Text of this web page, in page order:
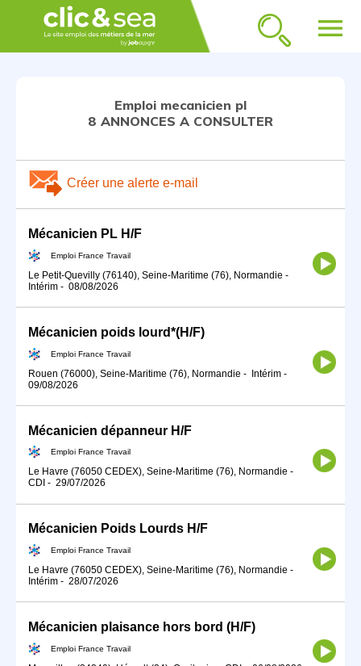
menu
Emploi mecanicien pl
8 ANNONCES A CONSULTER
Créer une alerte e-mail
Mécanicien PL H/F
Emploi France Travail
Le Petit-Quevilly (76140), Seine-Maritime (76), Normandie -
Intérim - 08/08/2026
Mécanicien poids lourd*(H/F)
Emploi France Travail
Rouen (76000), Seine-Maritime (76), Normandie - Intérim -
09/08/2026
Mécanicien dépanneur H/F
Emploi France Travail
Le Havre (76050 CEDEX), Seine-Maritime (76), Normandie -
CDI - 29/07/2026
Mécanicien Poids Lourds H/F
Emploi France Travail
Le Havre (76050 CEDEX), Seine-Maritime (76), Normandie -
Intérim - 28/07/2026
Mécanicien plaisance hors bord (H/F)
Emploi France Travail